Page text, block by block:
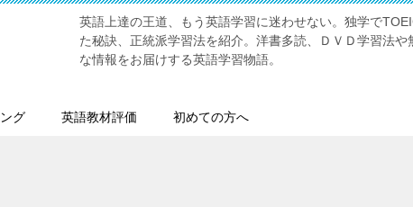
英語上達の王道、もう英語学習に迷わせない。独学で
た秘訣、正統派学習法を紹介。洋書多読、ＤＶＤ学習法や
な情報をお届けする英語学習物語。
グ 英語教材評価 初めての方へ